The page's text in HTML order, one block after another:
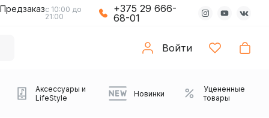
Предзаказс 10:00 до
21:00
+375 29 666-
68-01
Войти
Аксессуары и
LifeStyle
Новинки
Уцененные
товары